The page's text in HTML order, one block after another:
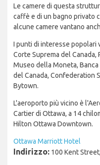
Le camere di questa
caffè e di un bagno privato
alcune camere vantano
I punti di interesse popolari
Corte Suprema del Canada,
Museo della Moneta,
del Canada, Confederation
Bytown.
L'aeroporto più vicino è
Cartier di Ottawa, a 14
Hilton Ottawa Downtown.
Ottawa Marriott Hotel
Indirizzo: 100 Kent